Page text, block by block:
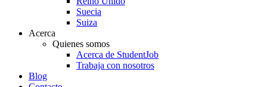
Suecia
Suiza
Acerca
Quienes somos
Acerca de StudentJob
Trabaja con nosotros
Blog